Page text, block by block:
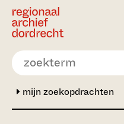
Ga direct naar de inhoud
mijn zoekopdrachten